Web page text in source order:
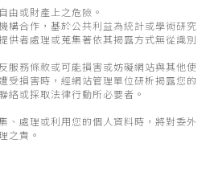
由或財產上之危險。
構合作，基於公共利益為統計或學術研究
供者處理或蒐集著依其揭露方式無從識別
服務條款或可能損害或妨礙網站與其他使
受損害時，經網站管理單位研析揭露您的
絡或採取法律行動所必要者。
、處理或利用您的個人資料時，將對委外
之責。